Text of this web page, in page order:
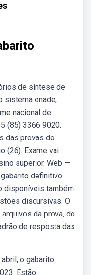
de síntese de
sistema enade,
nacional de
(85) 3366 9020.
das provas do
(26). Exame vai
superior. Web —
definitivo
disponíveis também
discursivas. O
da prova, do
de resposta das
o gabarito
Estão